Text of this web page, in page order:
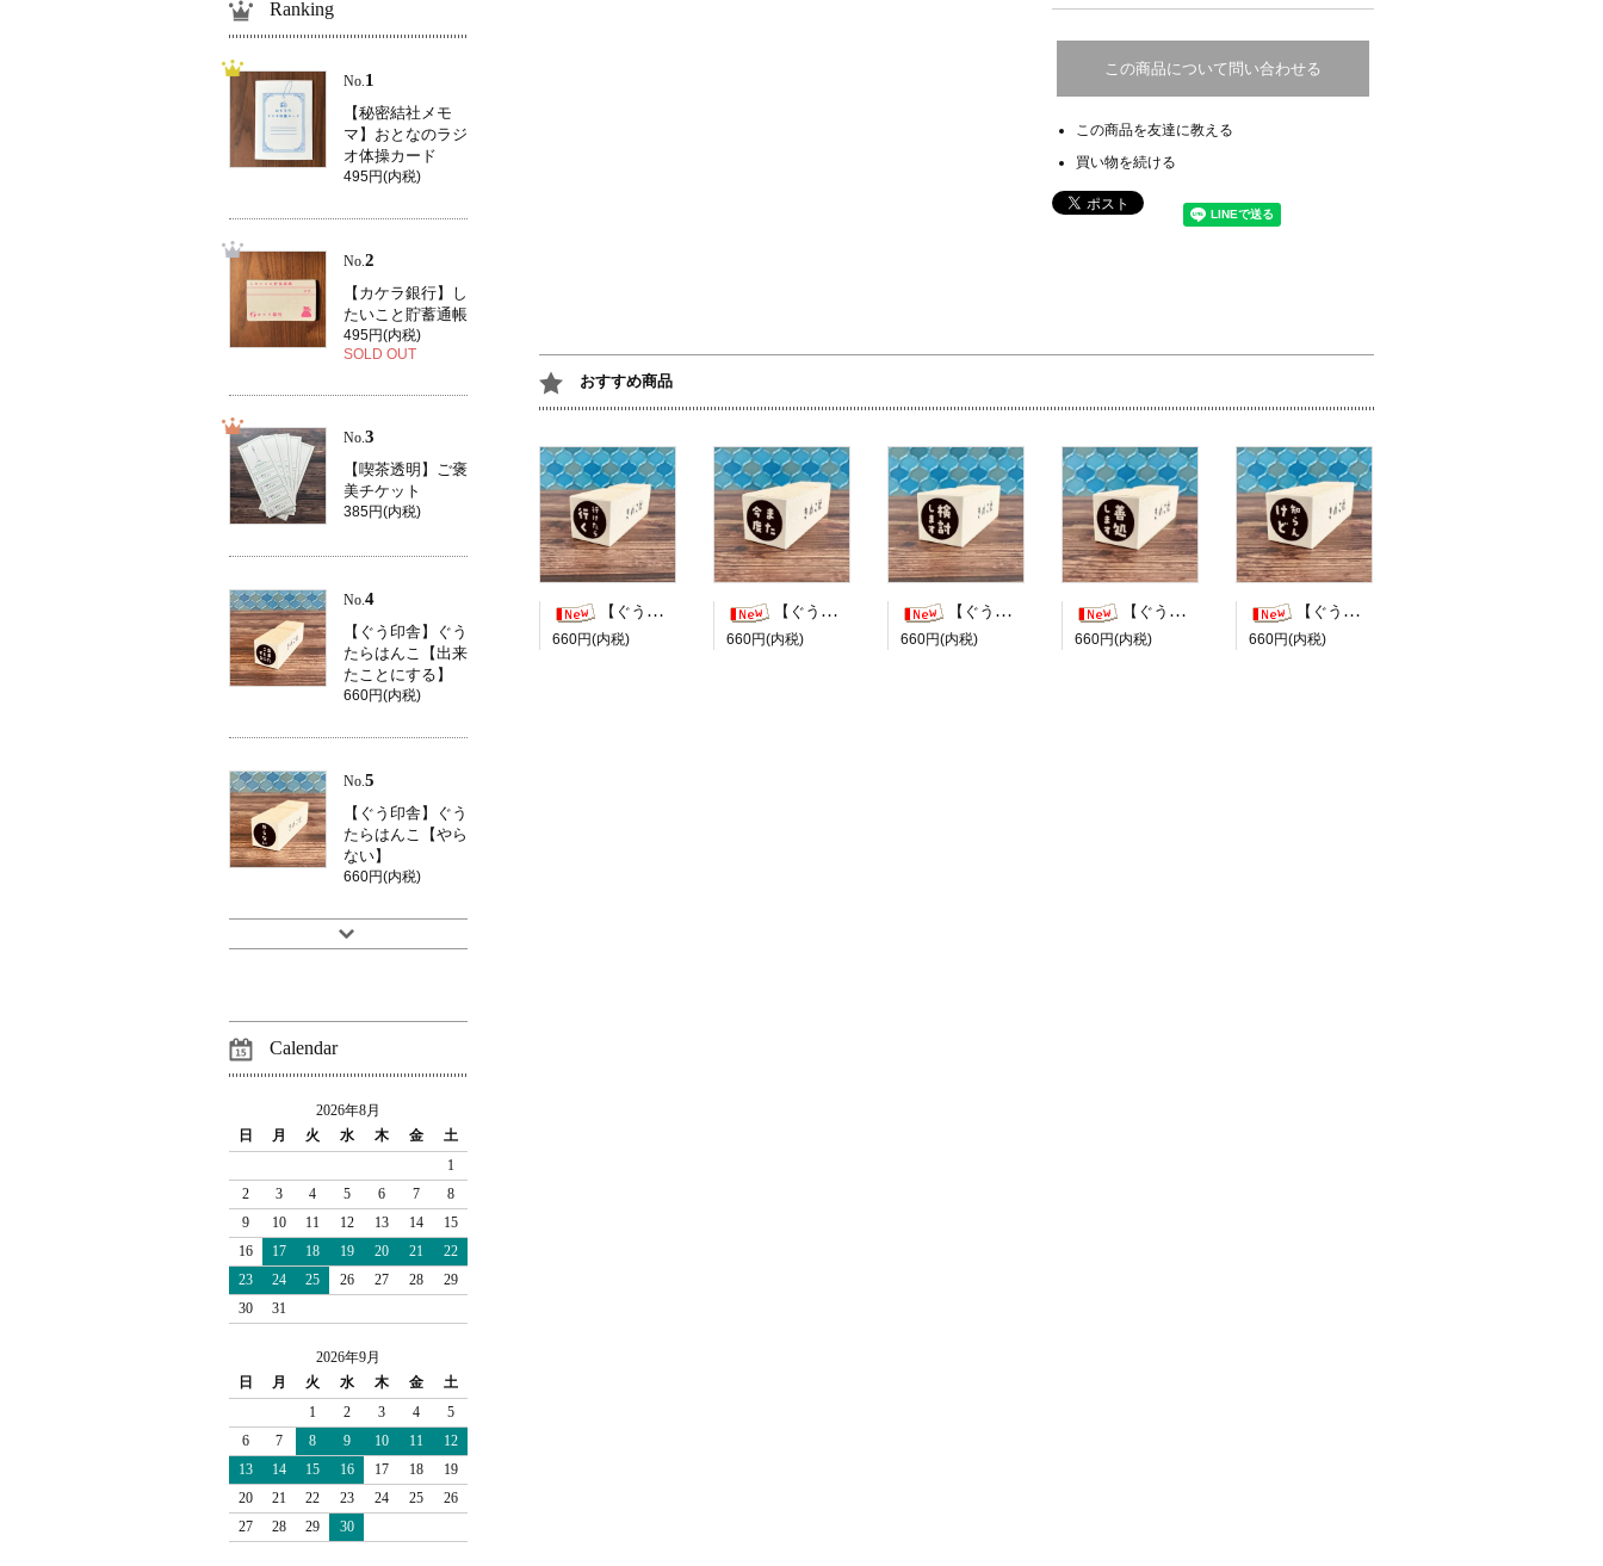
この商品について問い合わせる
この商品を友達に教える
買い物を続ける
おすすめ商品
【ぐう印舎】ぐうたらはんこ【行けたら行く】
660円(内税)
【ぐう印舎】ぐうたらはんこ【また今度】
660円(内税)
【ぐう印舎】ぐうたらはんこ【検討します】
660円(内税)
【ぐう印舎】ぐうたらはんこ【善処します】
660円(内税)
【ぐう印舎】ぐうたらはんこ【知らんけど】
660円(内税)
Ranking
No. 1
【秘密結社メモ
マ】おとなのラジ
オ体操カード
495円(内税)
No.2
【カケラ銀行】し
たいこと貯蓄通帳
495円(内税)
SOLD OUT
No.3
【喫茶透明】ご褒
美チケット
385円(内税)
No.4
【ぐう印舎】ぐう
たらはんこ【出来
たことにする】
660円(内税)
No. 5
【ぐう印舎】ぐう
たらはんこ【やら
ない】
660円(内税)
Calendar
2026年8月
日
月 火 水 木 金
土
1
2
3 4 5 6 7
8
9
10 11 12 13 14
15
16
17 18 19 20 21
22
23
24 25 26 27 28
29
30
31
2026年9月
日
月 火 水 木 金
土
1
2 3 4
5
6
7 8 9 10 11
12
13
14 15 16 17 18
19
20
21 22 23 24 25
26
27
28 29 30